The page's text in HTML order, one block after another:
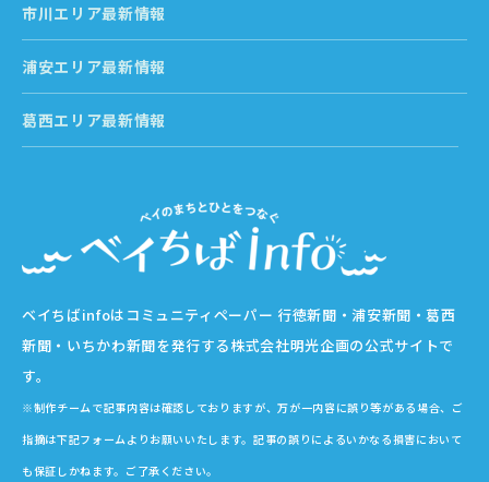
ベイちばinfoはコミュニティペーパー 行徳新聞・浦安新聞・葛西
新聞・いちかわ新聞を発行する株式会社明光企画の公式サイトで
す。
※制作チームで記事内容は確認しておりますが、万が一内容に誤り等がある場合、ご
指摘は下記フォームよりお願いいたします。記事の誤りによるいかなる損害において
も保証しかねます。ご了承ください。
市川エリア最新情報
浦安エリア最新情報
葛西エリア最新情報